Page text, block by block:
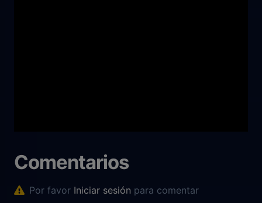
Comentarios
Por favor Iniciar sesión para comentar